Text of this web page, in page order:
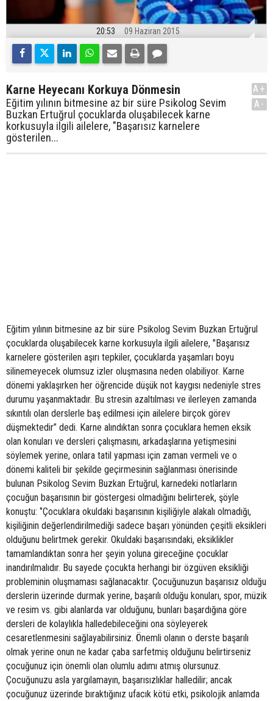
20:53 09 Haziran 2015
Karne Heyecanı Korkuya Dönmesin
Eğitim yılının bitmesine az bir süre Psikolog Sevim
Buzkan Ertuğrul çocuklarda oluşabilecek karne
korkusuyla ilgili ailelere, "Başarısız karnelere
gösterilen...
A+
A-
Eğitim yılının bitmesine az bir süre Psikolog Sevim Buzkan Ertuğrul
çocuklarda oluşabilecek karne korkusuyla ilgili ailelere, "Başarısız
karnelere gösterilen aşırı tepkiler, çocuklarda yaşamları boyu
silinemeyecek olumsuz izler oluşmasına neden olabiliyor. Karne
dönemi yaklaşırken her öğrencide düşük not kaygısı nedeniyle stres
durumu yaşanmaktadır. Bu stresin azaltılması ve ilerleyen zamanda
sıkıntılı olan derslerle baş edilmesi için ailelere birçok görev
düşmektedir” dedi. Karne alındıktan sonra çocuklara hemen eksik
olan konuları ve dersleri çalışmasını, arkadaşlarına yetişmesini
söylemek yerine, onlara tatil yapması için zaman vermeli ve o
dönemi kaliteli bir şekilde geçirmesinin sağlanması önerisinde
bulunan Psikolog Sevim Buzkan Ertuğrul, karnedeki notlarların
çocuğun başarısının bir göstergesi olmadığını belirterek, şöyle
konuştu: ‘’Çocuklara okuldaki başarısının kişiliğiyle alakalı olmadığı,
kişiliğinin değerlendirilmediği sadece başarı yönünden çeşitli eksikleri
olduğunu belirtmek gerekir. Okuldaki başarısındaki, eksiklikler
tamamlandıktan sonra her şeyin yoluna gireceğine çocuklar
inandırılmalıdır. Bu sayede çocukta herhangi bir özgüven eksikliği
probleminin oluşmaması sağlanacaktır. Çocuğunuzun başarısız olduğu
derslerin üzerinde durmak yerine, başarılı olduğu konuları, spor, müzik
ve resim vs. gibi alanlarda var olduğunu, bunları başardığına göre
dersleri de kolaylıkla halledebileceğini ona söyleyerek
cesaretlenmesini sağlayabilirsiniz. Önemli olanın o derste başarılı
olmak yerine onun ne kadar çaba sarfetmiş olduğunu belirtirseniz
çocuğunuz için önemli olan olumlu adımı atmış olursunuz.
Çocuğunuzu asla yargılamayın, başarısızlıklar halledilir; ancak
çocuğunuz üzerinde bıraktığınız ufacık kötü etki, psikolojik anlamda